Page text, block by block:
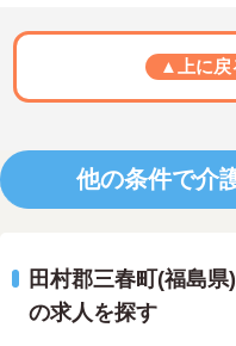
▲上に戻
他の条件で介
田村郡三春町(福島
の求人を探す